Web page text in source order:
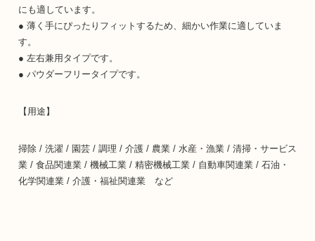
にも適しています。
● 薄く手にぴったりフィットするため、細かい作業に適していま
す。
● 左右兼用タイプです。
● パウダーフリータイプです。
【用途】
掃除 / 洗濯 / 園芸 / 調理 / 介護 / 農業 / 水産・漁業 / 清掃・サービス
業 / 食品関連業 / 機械工業 / 精密機械工業 / 自動車関連業 / 石油・
化学関連業 / 介護・福祉関連業 など